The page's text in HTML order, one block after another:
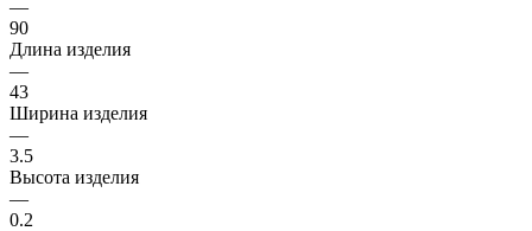
—
90
Длина изделия
—
43
Ширина изделия
—
3.5
Высота изделия
—
0.2